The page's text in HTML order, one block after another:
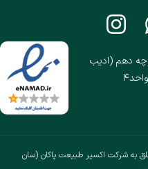
دهم (ادیب
به شرکت اکسیر طبیعت پاکان (سان